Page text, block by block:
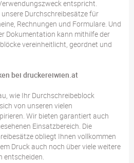
entspricht.
Durchschreibesätze für
Rechnungen und Formulare. Und
Dokumentation kann mithilfe der
vereinheitlicht, geordnet und
bei druckereiwien.at
wie Ihr Durchschreibeblock
von unseren vielen
Wir bieten garantiert auch
Einsatzbereich. Die
obliegt Ihnen vollkommen
Druck auch noch über viele weitere
entscheiden.